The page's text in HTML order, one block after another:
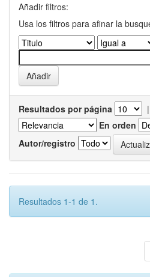
Añadir filtros:
Usa los filtros para afinar la
Resultados por página |
En orden
Autor/registro
Resultados 1-1 de 1.